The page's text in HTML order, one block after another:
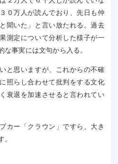
０万人が読んでおり、先日も仲
聞いた」と言い放たれる。過去
測定について分析した様子が一
事実には文句から入る。
と思いますが、これからの不確
照らし合わせて批判をする文化
衰退を加速させると言われてい
カー「クラウン」ですら、大き
。